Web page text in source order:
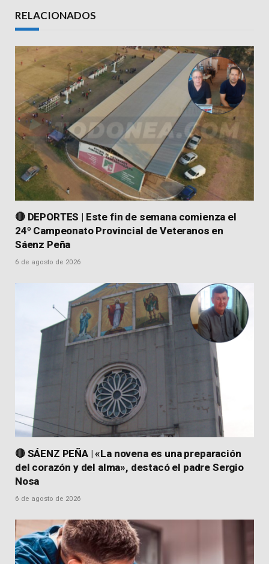
RELACIONADOS
🔴 DEPORTES | Este fin de semana comienza el
24º Campeonato Provincial de Veteranos en
Sáenz Peña
6 de agosto de 2026
🔴 SÁENZ PEÑA | «La novena es una preparación
del corazón y del alma», destacó el padre Sergio
Nosa
6 de agosto de 2026